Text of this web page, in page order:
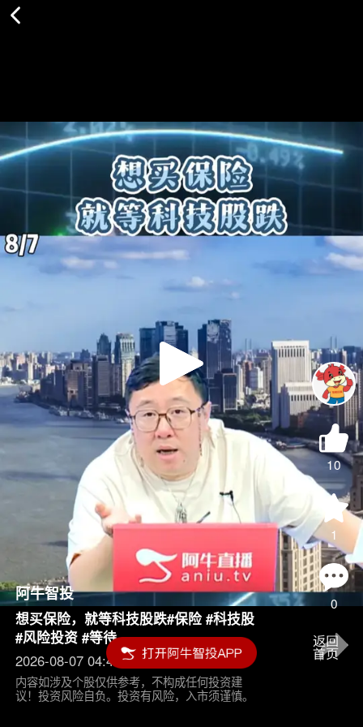
Play
Video
10
1
0
阿牛智投
想买保险，就等科技股跌#保险 #科技股
#风险投资 #等待
2026-08-07 04:45
内容如涉及个股仅供参考，不构成任何投资建
议！投资风险自负。投资有风险，入市须谨慎。